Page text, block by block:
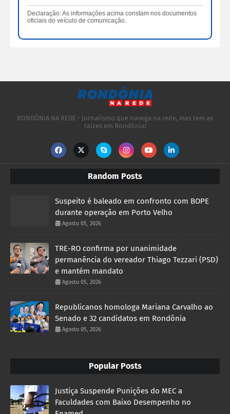
Declaração: As informações acima constam nos documentos
oficiais do veículo de comunicação.
RONDÔNIA NA REDE - Jornalismo que navega na rede, mas tem as
raízes em Rondônia!
Random Posts
Suspeito é baleado em confronto com BOPE
durante operação em Porto Velho
Agosto 05, 2026
TRE-RO confirma por unanimidade
permanência do vereador Thiago Tezzari (PSD)
e mantém mandato
Agosto 05, 2026
Republicanos homologa Mariana Carvalho ao
Senado e 32 candidatos em Rondônia
Agosto 05, 2026
Popular Posts
Justiça Suspende Punições do MEC a
Faculdades com Baixo Desempenho no